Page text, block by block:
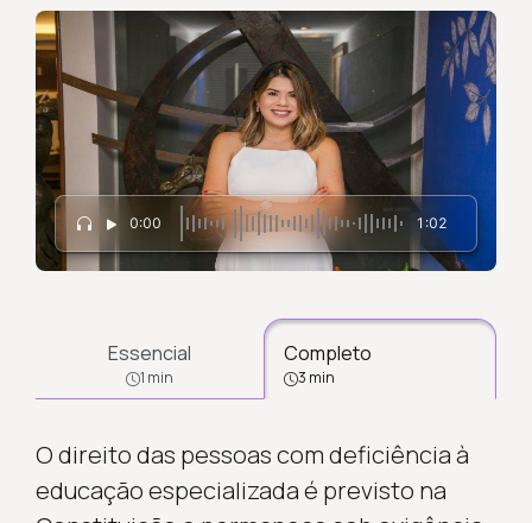
0:00 1:02
Essencial
1 min
Completo
3 min
O direito das pessoas com deficiência à
educação especializada é previsto na